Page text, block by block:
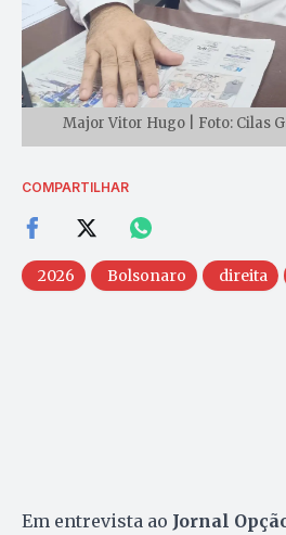
Major Vitor Hugo | Foto: Cilas
COMPARTILHAR
2026 Bolsonaro direita
Em entrevista ao Jornal